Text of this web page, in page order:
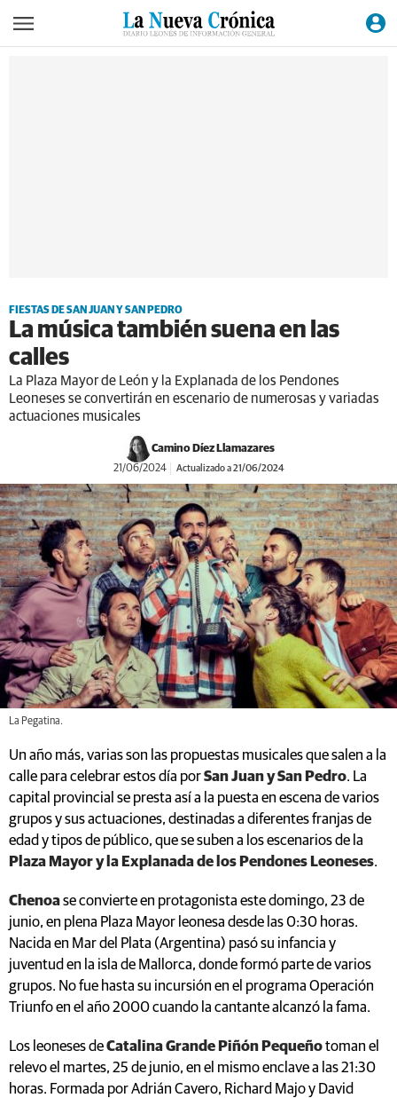
FIESTAS DE SAN JUAN Y SAN PEDRO
La música también suena en las
calles
La Plaza Mayor de León y la Explanada de los Pendones
Leoneses se convertirán en escenario de numerosas y variadas
actuaciones musicales
Camino Díez Llamazares
21/06/2024 Actualizado a 21/06/2024
La Pegatina.
Un año más, varias son las propuestas musicales que salen a la
calle para celebrar estos día porSan Juan y San Pedro. La
capital provincial se presta así a la puesta en escena de varios
grupos y sus actuaciones, destinadas a diferentes franjas de
edad y tipos de público, que se suben a los escenarios de la
Plaza Mayor y la Explanada de los Pendones Leoneses.
Chenoase convierte en protagonista este domingo, 23 de
junio, en plena Plaza Mayor leonesa desde las 0:30 horas.
Nacida en Mar del Plata (Argentina) pasó su infancia y
juventud en la isla de Mallorca, donde formó parte de varios
grupos. No fue hasta su incursión en el programa Operación
Triunfo en el año 2000 cuando la cantante alcanzó la fama.
Los leoneses deCatalina Grande Piñón Pequeñotoman el
relevo el martes, 25 de junio, en el mismo enclave a las 21:30
horas. Formada por Adrián Cavero, Richard Majo y David